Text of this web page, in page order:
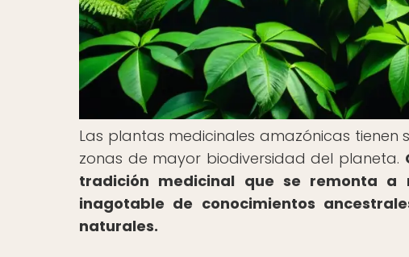
Las plantas medicinales amazónicas
zonas de mayor biodiversidad del planeta.
tradición medicinal que se remonta
inagotable de conocimientos
naturales.